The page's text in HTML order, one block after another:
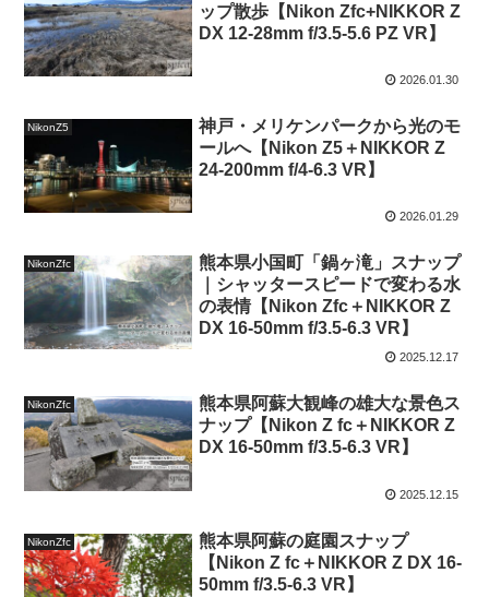
ップ散歩【Nikon Zfc+NIKKOR Z
DX 12-28mm f/3.5-5.6 PZ VR】
2026.01.30
NikonZ5
神戸・メリケンパークから光のモ
ールへ【Nikon Z5＋NIKKOR Z
24-200mm f/4-6.3 VR】
2026.01.29
NikonZfc
熊本県小国町「鍋ヶ滝」スナップ
｜シャッタースピードで変わる水
の表情【Nikon Zfc＋NIKKOR Z
DX 16-50mm f/3.5-6.3 VR】
2025.12.17
NikonZfc
熊本県阿蘇大観峰の雄大な景色ス
ナップ【Nikon Z fc＋NIKKOR Z
DX 16-50mm f/3.5-6.3 VR】
2025.12.15
NikonZfc
熊本県阿蘇の庭園スナップ
【Nikon Z fc＋NIKKOR Z DX 16-
50mm f/3.5-6.3 VR】